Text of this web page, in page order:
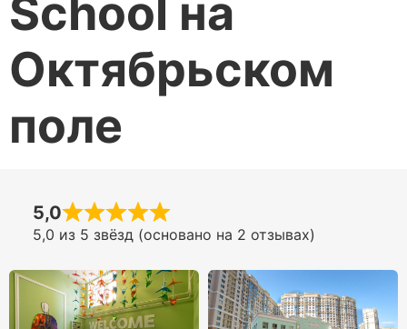
School на
Октябрьском
поле
5,0
5,0 из 5 звёзд (основано на 2 отзывах)